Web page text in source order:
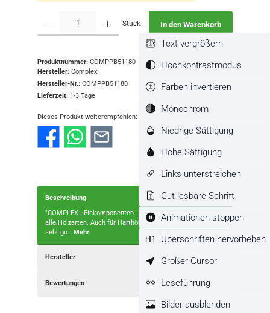
Stück In den Warenkorb
Produktnummer: COMPPB51180
Hersteller: Complex
Hersteller-Nr.: COMPPB51180
Lieferzeit: 1-3 Tage
Dieses Produkt weiterempfehlen:
Beschreibung
"COMPLEX - Einkomponenten - Universal - Positivbeize für
alle Holzarten. Auch für Harthölzer (Buche, Ahorn, Eiche..)
sehr gu… Mehr
Hersteller
Bewertungen
Text vergrößern
Hochkontrastmodus
Farben invertieren
Monochrom
Niedrige Sättigung
Hohe Sättigung
Links unterstreichen
Gut lesbare Schrift
Animationen stoppen
Überschriften hervorheben
Großer Cursor
Leseführung
Bilder ausblenden